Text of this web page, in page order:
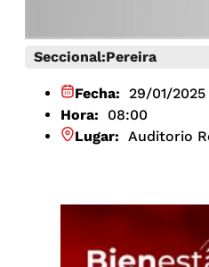
Seccional:Pereira
Fecha: 29/01/2025
Hora:
08:00
Lugar: Auditorio